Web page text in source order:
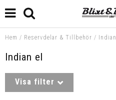
Hem / Reservdelar & Tillbehör / Indian
Indian el
Visa filter